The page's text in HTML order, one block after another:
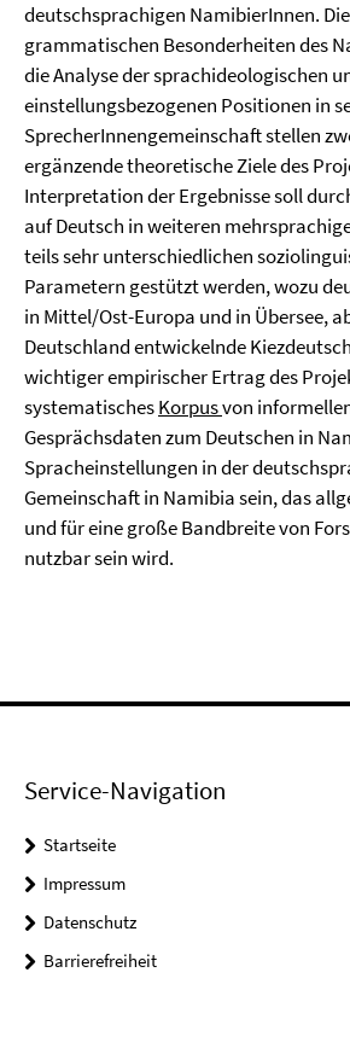
deutschsprachigen NamibierInnen.
grammatischen Besonderheiten des
die Analyse der sprachideologischen
einstellungsbezogenen Positionen in
SprecherInnengemeinschaft stellen
ergänzende theoretische Ziele des
Interpretation der Ergebnisse soll
auf Deutsch in weiteren
teils sehr unterschiedlichen
Parametern gestützt werden, wozu
in Mittel/Ost-Europa und in Übersee,
Deutschland entwickelnde
wichtiger empirischer Ertrag des
systematischesKorpusvon
Gesprächsdaten zum Deutschen in
Spracheinstellungen in der
Gemeinschaft in Namibia sein, das
und für eine große Bandbreite von
nutzbar sein wird.
Service-Navigation
Startseite
Impressum
Datenschutz
Barrierefreiheit